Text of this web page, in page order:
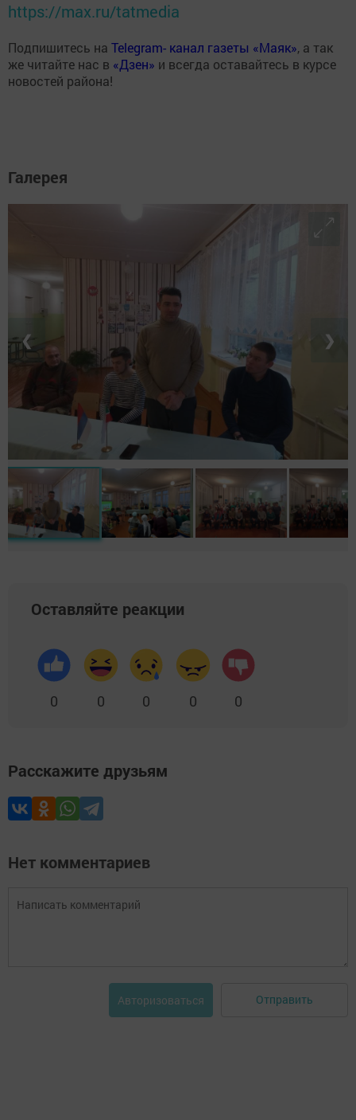
https://max.ru/tatmedia
Подпишитесь на Telegram- канал газеты «Маяк», а так
же читайте нас в «Дзен» и всегда оставайтесь в курсе
новостей района!
Галерея
❮ ❯
Оставляйте реакции
0 0 0 0 0
Расскажите друзьям
Нет комментариев
Авторизоваться Отправить